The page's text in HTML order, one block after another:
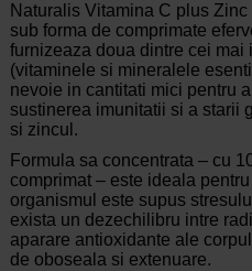
Naturalis Vitamina C plus
sub forma de comprimate
furnizeaza doua dintre cei mai
(vitaminele si mineralele
nevoie in cantitati mici pentru
sustinerea imunitatii si a starii
si zincul.
Formula sa concentrata – cu
comprimat – este ideala
organismul este supus
exista un dezechilibru intre
aparare antioxidante ale
de oboseala si extenuare.